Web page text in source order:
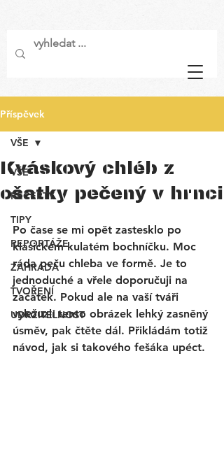
Příspěvek
VŠE
RECEPTY
TIPY
REPORTÁŽE
ZAHRADA
TVOŘENÍ
UDRŽITELNOST
VŠE
Kváskový chléb z
ošatky pečený v hrnci
Po čase se mi opět zastesklo po
klasickém kulatém bochníčku. Moc
ráda peču chleba ve formě. Je to
jednoduché a vřele doporučuji na
začátek. Pokud ale na vaší tváři
vykouzlí tento obrázek lehký zasněný
úsměv, pak čtěte dál. Přikládám totiž
návod, jak si takového fešáka upéct.